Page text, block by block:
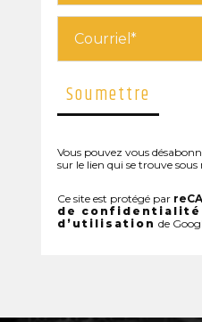
Vous pouvez vous
sur le lien qui se trouve sous
Ce site est protégé par
de confidentialité
d’utilisation de